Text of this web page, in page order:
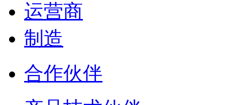
运营商
制造
合作伙伴